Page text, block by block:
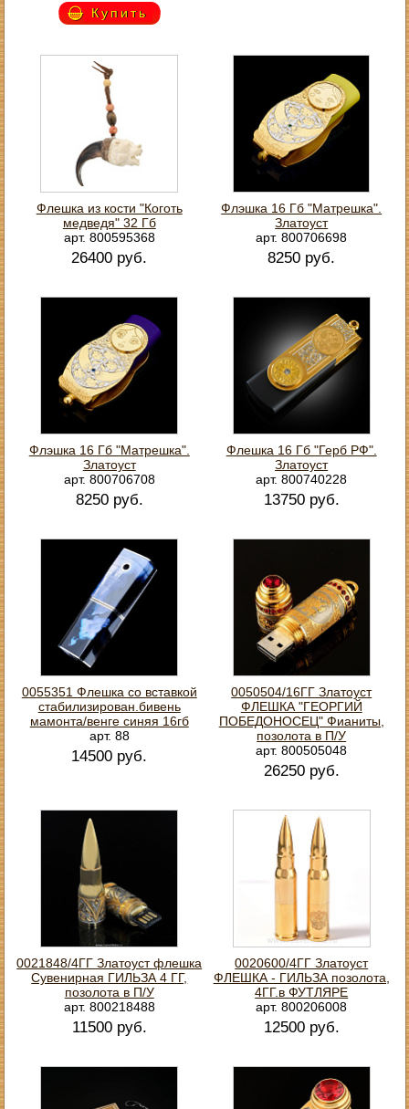
Купить
Флешка из кости "Коготь
медведя" 32 Гб
арт. 800595368
26400 руб.
Флэшка 16 Гб "Матрешка".
Златоуст
арт. 800706698
8250 руб.
Флэшка 16 Гб "Матрешка".
Златоуст
арт. 800706708
8250 руб.
Флешка 16 Гб "Герб РФ".
Златоуст
арт. 800740228
13750 руб.
0055351 Флешка со вставкой
стабилизирован.бивень
мамонта/венге синяя 16гб
арт. 88
14500 руб.
0050504/16ГГ Златоуст
ФЛЕШКА "ГЕОРГИЙ
ПОБЕДОНОСЕЦ" Фианиты,
позолота в П/У
арт. 800505048
26250 руб.
0021848/4ГГ Златоуст флешка
Сувенирная ГИЛЬЗА 4 ГГ,
позолота в П/У
арт. 800218488
11500 руб.
0020600/4ГГ Златоуст
ФЛЕШКА - ГИЛЬЗА позолота,
4ГГ.в ФУТЛЯРЕ
арт. 800206008
12500 руб.